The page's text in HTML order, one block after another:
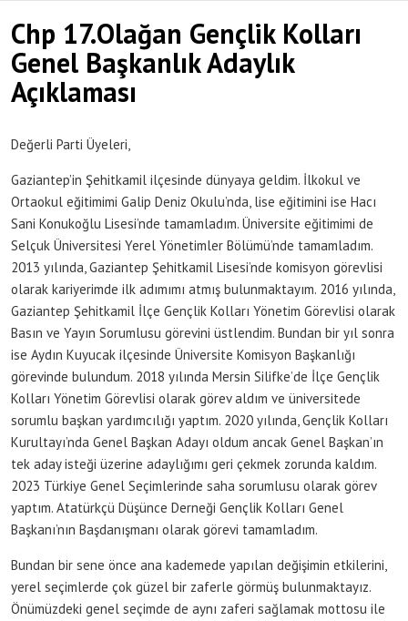
Chp 17.Olağan Gençlik Kolları
Genel Başkanlık Adaylık
Açıklaması
Değerli Parti Üyeleri,
Gaziantep’in Şehitkamil ilçesinde dünyaya geldim. İlkokul ve
Ortaokul eğitimimi Galip Deniz Okulu’nda, lise eğitimini ise Hacı
Sani Konukoğlu Lisesi’nde tamamladım. Üniversite eğitimimi de
Selçuk Üniversitesi Yerel Yönetimler Bölümü’nde tamamladım.
2013 yılında, Gaziantep Şehitkamil Lisesi’nde komisyon görevlisi
olarak kariyerimde ilk adımımı atmış bulunmaktayım. 2016 yılında,
Gaziantep Şehitkamil İlçe Gençlik Kolları Yönetim Görevlisi olarak
Basın ve Yayın Sorumlusu görevini üstlendim. Bundan bir yıl sonra
ise Aydın Kuyucak ilçesinde Üniversite Komisyon Başkanlığı
görevinde bulundum. 2018 yılında Mersin Silifke’de İlçe Gençlik
Kolları Yönetim Görevlisi olarak görev aldım ve üniversitede
sorumlu başkan yardımcılığı yaptım. 2020 yılında, Gençlik Kolları
Kurultayı’nda Genel Başkan Adayı oldum ancak Genel Başkan’ın
tek aday isteği üzerine adaylığımı geri çekmek zorunda kaldım.
2023 Türkiye Genel Seçimlerinde saha sorumlusu olarak görev
yaptım. Atatürkçü Düşünce Derneği Gençlik Kolları Genel
Başkanı’nın Başdanışmanı olarak görevi tamamladım.
Bundan bir sene önce ana kademede yapılan değişimin etkilerini,
yerel seçimlerde çok güzel bir zaferle görmüş bulunmaktayız.
Önümüzdeki genel seçimde de aynı zaferi sağlamak mottosu ile